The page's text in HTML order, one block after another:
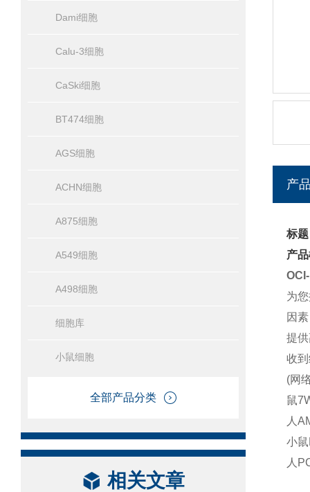
Dami细胞
Calu-3细胞
CaSki细胞
BT474细胞
AGS细胞
ACHN细胞
A875细胞
A549细胞
A498细胞
细胞库
小鼠细胞
全部产品分类
相关文章
产
标
产
为
因
提
收
(网
鼠
人
小
人